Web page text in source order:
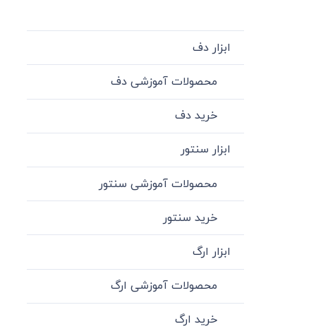
ابزار دف
محصولات آموزشی دف
خرید دف
ابزار سنتور
محصولات آموزشی سنتور
خرید سنتور
ابزار ارگ
محصولات آموزشی ارگ
خرید ارگ